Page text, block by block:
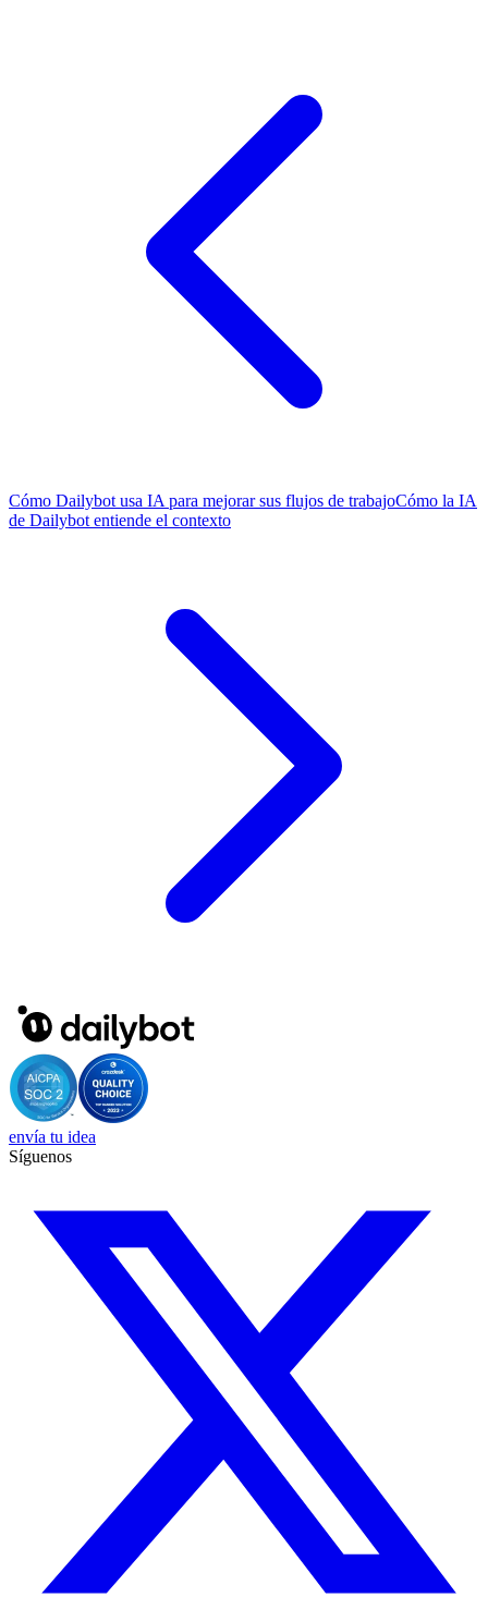
Cómo Dailybot usa IA para mejorar sus flujos de trabajoCómo la IA
de Dailybot entiende el contexto
envía tu idea
Síguenos